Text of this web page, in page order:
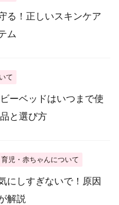
る！正しいスキンケア
ム
て
ーベッドはいつまで使
と選び方
育児・赤ちゃんについて
にしすぎないで！原因
解説